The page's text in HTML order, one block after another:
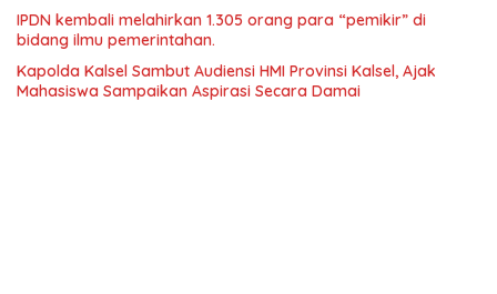
IPDN kembali melahirkan 1.305 orang para “pemikir” di
bidang ilmu pemerintahan.
Kapolda Kalsel Sambut Audiensi HMI Provinsi Kalsel, Ajak
Mahasiswa Sampaikan Aspirasi Secara Damai